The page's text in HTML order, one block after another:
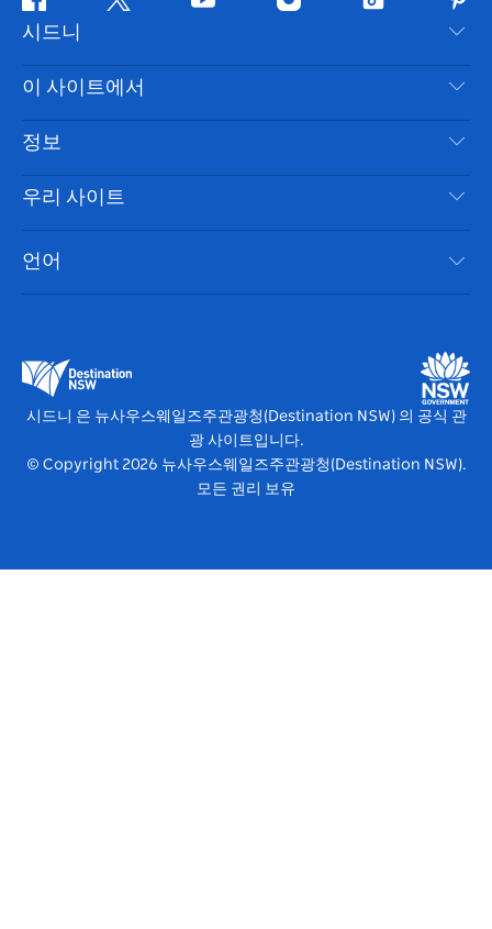
페
이
스
북
지
귀
다
유
브
인
타
램
틱
핀
터
레
스
트
시드니
문의하기
부인 성명
쿠키 고지
이 사이트에서
목적지
할 일
이벤트
숙소
정보
여행 정보
시드니 접근성
귀하의 사업을 등록하세요
우리 사이트
뉴사우스웨일즈주관광청(Destination NSW) 미디어 센터
비비드 시드니(Vivid Sydney)
언어
시드니 은 뉴사우스웨일즈주관광청(Destination NSW) 의 공식 관
광 사이트입니다.
© Copyright 2026 뉴사우스웨일즈주관광청(Destination NSW).
모든 권리 보유